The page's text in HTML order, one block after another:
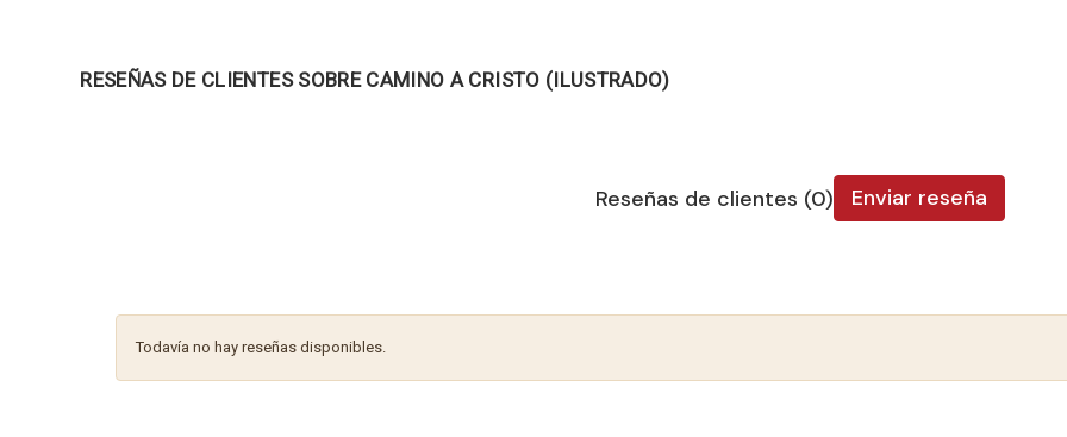
RESEÑAS DE CLIENTES SOBRE CAMINO A CRISTO (ILUSTRADO)
Reseñas de clientes (0) Enviar reseña
Todavía no hay reseñas disponibles.